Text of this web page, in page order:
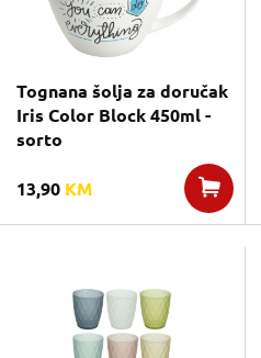
Tognana šolja za doručak
Iris Color Block 450ml -
sorto
13,90 KM